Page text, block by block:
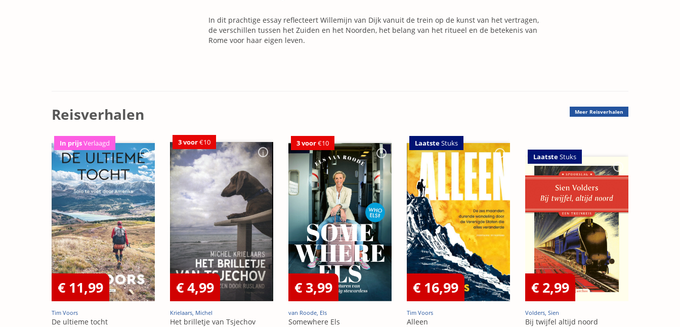
In dit prachtige essay reflecteert Willemijn van Dijk vanuit de trein op de kunst van het vertragen,
de verschillen tussen het Zuiden en het Noorden, het belang van het ritueel en de betekenis van
Rome voor haar eigen leven.
Reisverhalen Meer Reisverhalen
In prijsVerlaagd
€ 11,99
Tim Voors
De ultieme tocht
3 voor€10
€ 4,99
Krielaars, Michel
Het brilletje van Tsjechov
3 voor€10
€ 3,99
van Roode, Els
Somewhere Els
LaatsteStuks
€ 16,99
Tim Voors
Alleen
LaatsteStuks
€ 2,99
Volders, Sien
Bij twijfel altijd noord